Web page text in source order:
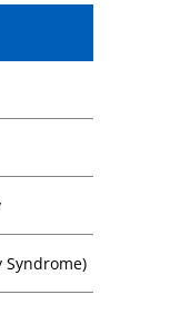
Syndrome)